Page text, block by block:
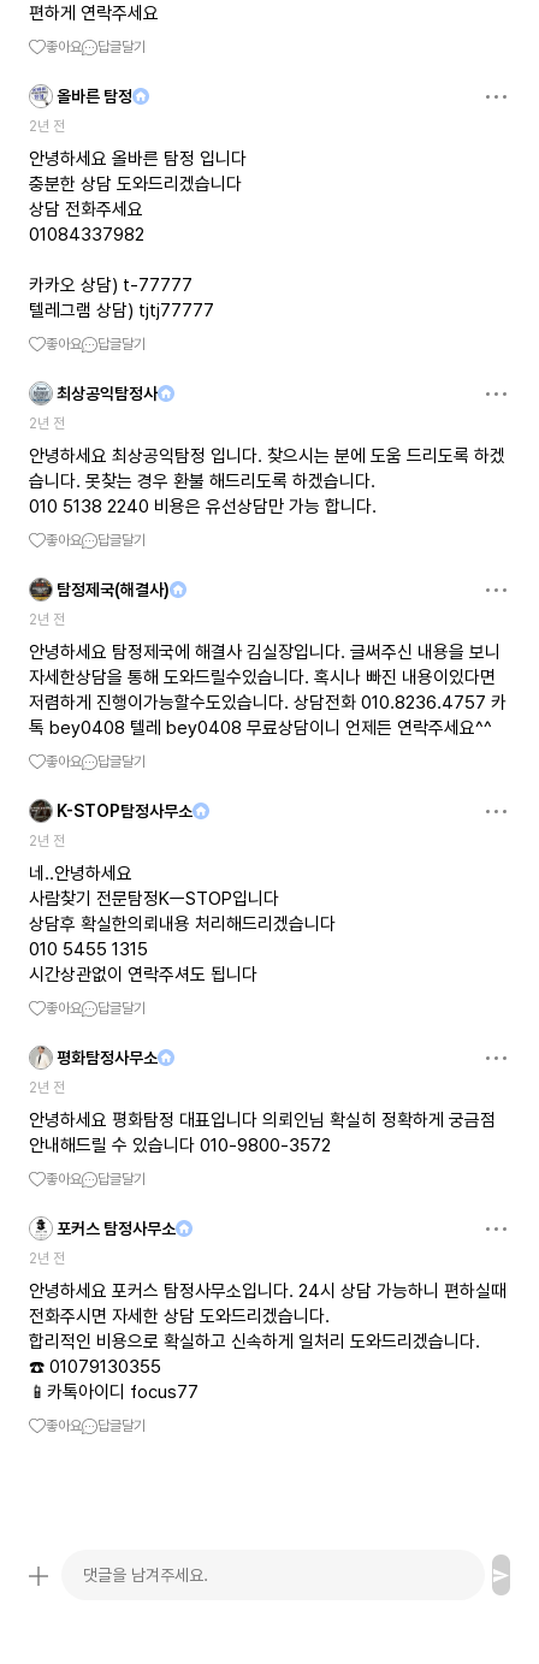
편하게 연락주세요
좋아요 답글달기
올바른 탐정
2년 전
안녕하세요 올바른 탐정 입니다
충분한 상담 도와드리겠습니다
상담 전화주세요
01084337982
카카오 상담) t-77777
텔레그램 상담) tjtj77777
좋아요 답글달기
최상공익탐정사
2년 전
안녕하세요 최상공익탐정 입니다. 찾으시는 분에 도움 드리도록 하겠
습니다. 못찾는 경우 환불 해드리도록 하겠습니다.
010 5138 2240 비용은 유선상담만 가능 합니다.
좋아요 답글달기
탐정제국(해결사)
2년 전
안녕하세요 탐정제국에 해결사 김실장입니다. 글써주신 내용을 보니
자세한상담을 통해 도와드릴수있습니다. 혹시나 빠진 내용이있다면
저렴하게 진행이가능할수도있습니다. 상담전화 010.8236.4757 카
톡 bey0408 텔레 bey0408 무료상담이니 언제든 연락주세요^^
좋아요 답글달기
K-STOP탐정사무소
2년 전
네..안녕하세요
사람찾기 전문탐정KㅡSTOP입니다
상담후 확실한의뢰내용 처리해드리겠습니다
010 5455 1315
시간상관없이 연락주셔도 됩니다
좋아요 답글달기
평화탐정사무소
2년 전
안녕하세요 평화탐정 대표입니다 의뢰인님 확실히 정확하게 궁금점
안내해드릴 수 있습니다 010-9800-3572
좋아요 답글달기
포커스 탐정사무소
2년 전
안녕하세요 포커스 탐정사무소입니다. 24시 상담 가능하니 편하실때
전화주시면 자세한 상담 도와드리겠습니다.
합리적인 비용으로 확실하고 신속하게 일처리 도와드리겠습니다.
☎️ 01079130355
📱카톡아이디 focus77
좋아요 답글달기